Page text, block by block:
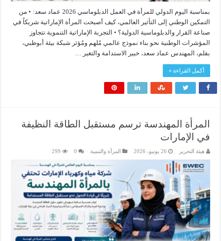
بمناسبة اليوم الدولي للمرأة في العمل الدبلوماسي 2026 عماد سعد: • من
التمكين الوطني إلى التأثير العالمي، كيف أصبحت المرأة الإماراتية شريكاً في
صناعة القرار والدبلوماسية الدولية؟ • التجربة الإماراتية التنموية تتجاوز
المؤشرات الوطنية نحو بناء نموذج عالمي مُلهم ومُؤثر شبكة بيئة أبوظبي،
بقلم، المهندس عماد سعد، خبير الاستدامة والتغير …
أكمل القراءة »
المرأة المهندسة ترسم مستقبل الطاقة النظيفة
في الإمارات
هيئة التحرير 26 يونيو، 2026 المرأة والتنمية 0
299